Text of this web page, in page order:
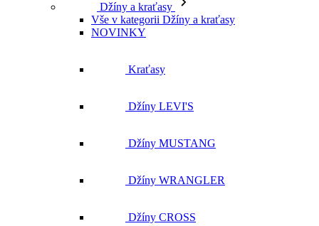
Džíny a kraťasy
Vše v kategorii Džíny a kraťasy
NOVINKY
Kraťasy
Džíny LEVI'S
Džíny MUSTANG
Džíny WRANGLER
Džíny CROSS